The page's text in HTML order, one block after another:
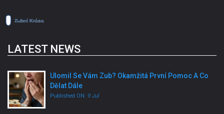
LATEST NEWS
Ulomil Se Vám Zub? Okamžitá První Pomoc A Co
Dělat Dále
Published ON: 9 Jul